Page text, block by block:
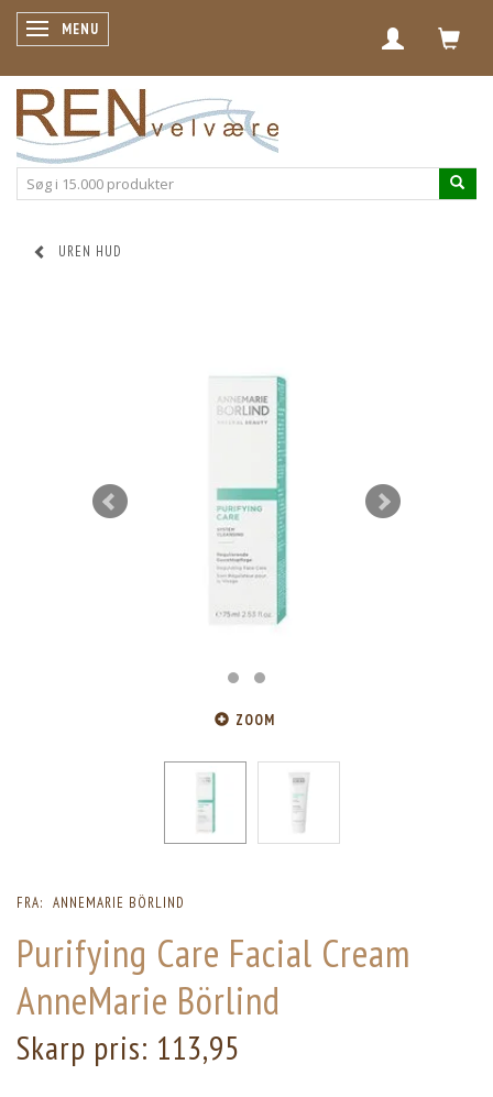
SKIFTE NAVIGATION
MENU
UREN HUD
ZOOM
FRA: ANNEMARIE BÖRLIND
Purifying Care Facial Cream
AnneMarie Börlind
Skarp pris: 113,95